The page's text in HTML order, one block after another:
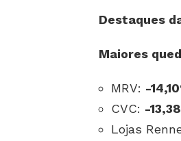
Destaques
Maiores
MRV: -
CVC: -
Lojas